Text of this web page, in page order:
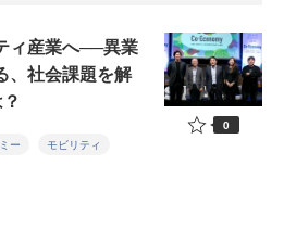
ィ産業へ──異業
、社会課題を解
ー モビリティ
0